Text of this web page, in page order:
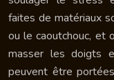
faites de matériaux
ou le caoutchouc, et
masser les doigts
peuvent être